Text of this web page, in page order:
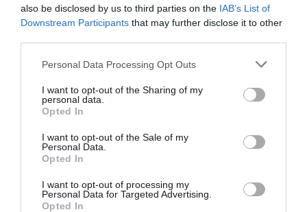
also be disclosed by us to third parties on the IAB’s List of
Downstream Participants that may further disclose it to other
Please note that this website/app uses one or more Google
not limited to your visit or usage behaviour. You may click to
grant or deny consent to Google and its third-party tags to
use your data for below specified purposes in below Google
consent section.
Personal Data Processing Opt Outs
I want to opt-out of the Sharing of my
personal data.
Opted In
I want to opt-out of the Sale of my
Personal Data.
Opted In
I want to opt-out of processing my
Personal Data for Targeted Advertising.
Opted In